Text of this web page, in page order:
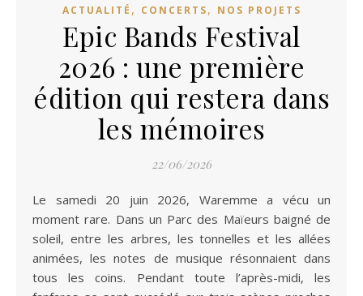
ACTUALITÉ , CONCERTS, NOS PROJETS
Epic Bands Festival
2026 : une première
édition qui restera dans
les mémoires
22/06/2026
Le samedi 20 juin 2026, Waremme a vécu un
moment rare. Dans un Parc des Maïeurs baigné de
soleil, entre les arbres, les tonnelles et les allées
animées, les notes de musique résonnaient dans
tous les coins. Pendant toute l’après-midi, les